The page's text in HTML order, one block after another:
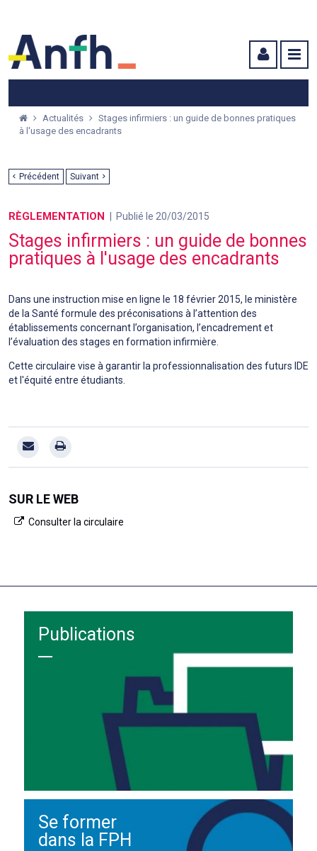
Actualités
Stages infirmiers : un guide de bonnes pratiques
à l'usage des encadrants
Précédent Suivant
RÈGLEMENTATION Publié le 20/03/2015
Stages infirmiers : un guide de bonnes
pratiques à l'usage des encadrants
Dans une instruction mise en ligne le 18 février 2015, le ministère
de la Santé formule des préconisations à l’attention des
établissements concernant l’organisation, l’encadrement et
l’évaluation des stages en formation infirmière.
Cette circulaire vise à garantir la professionnalisation des futurs IDE
et l'équité entre étudiants.
SUR LE WEB
Consulter la circulaire
Publications
Se former
dans la FPH